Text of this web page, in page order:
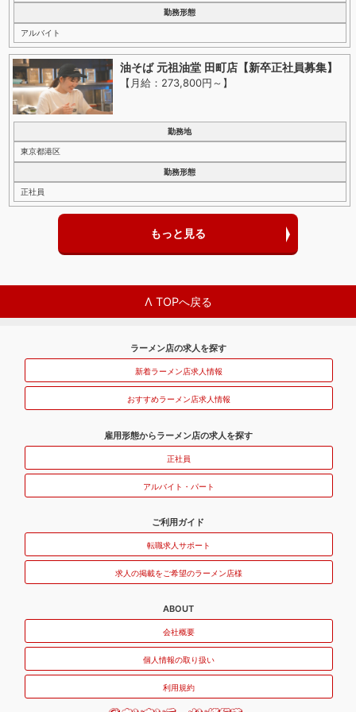
勤務形態
アルバイト
油そば 元祖油堂 田町店【新卒正社員募集】
【月給：273,800円～ 】
勤務地
東京都港区
勤務形態
正社員
もっと見る
Λ TOPへ戻る
ラーメン店の求人を探す
新着ラーメン店求人情報
おすすめラーメン店求人情報
雇用形態からラーメン店の求人を探す
正社員
アルバイト・パート
ご利用ガイド
転職求人サポート
求人の掲載をご希望のラーメン店様
ABOUT
会社概要
個人情報の取り扱い
利用規約